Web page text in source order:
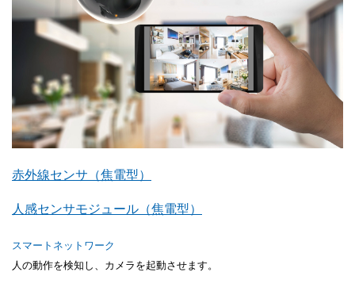
赤外線センサ（焦電型）
人感センサモジュール（焦電型）
スマートネットワーク
人の動作を検知し、カメラを起動させます。